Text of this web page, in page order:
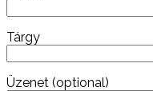
Tárgy
Üzenet (optional)